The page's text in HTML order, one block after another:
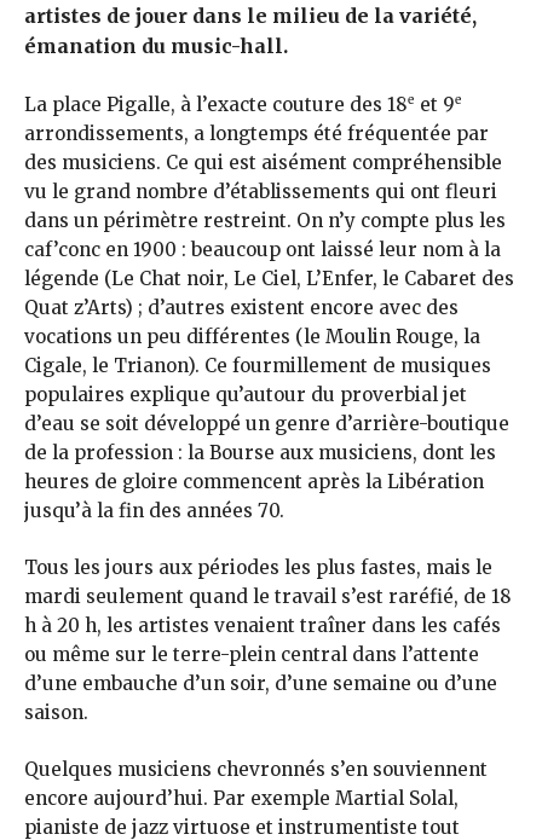
artistes de jouer dans le milieu de la variété,
émanation du music-hall.
La place Pigalle, à l’exacte couture des 18e et 9e
arrondissements, a longtemps été fréquentée par
des musiciens. Ce qui est aisément compréhensible
vu le grand nombre d’établissements qui ont fleuri
dans un périmètre restreint. On n’y compte plus les
caf’conc en 1900 : beaucoup ont laissé leur nom à la
légende (Le Chat noir, Le Ciel, L’Enfer, le Cabaret des
Quat z’Arts) ; d’autres existent encore avec des
vocations un peu différentes (le Moulin Rouge, la
Cigale, le Trianon). Ce fourmillement de musiques
populaires explique qu’autour du proverbial jet
d’eau se soit développé un genre d’arrière-boutique
de la profession : la Bourse aux musiciens, dont les
heures de gloire commencent après la Libération
jusqu’à la fin des années 70.
Tous les jours aux périodes les plus fastes, mais le
mardi seulement quand le travail s’est raréfié, de 18
h à 20 h, les artistes venaient traîner dans les cafés
ou même sur le terre-plein central dans l’attente
d’une embauche d’un soir, d’une semaine ou d’une
saison.
Quelques musiciens chevronnés s’en souviennent
encore aujourd’hui. Par exemple Martial Solal,
pianiste de jazz virtuose et instrumentiste tout